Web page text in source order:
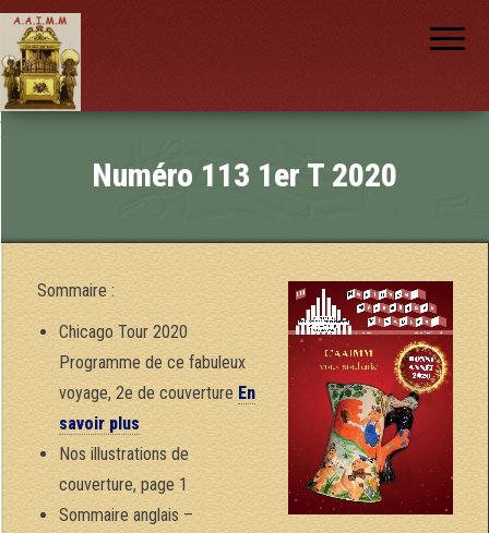
Musique
Numéro 113 1er T 2020
Sommaire :
Chicago Tour 2020
Programme de ce fabuleux
voyage, 2e de couverture En
savoir plus
Nos illustrations de
couverture, page 1
Sommaire anglais –